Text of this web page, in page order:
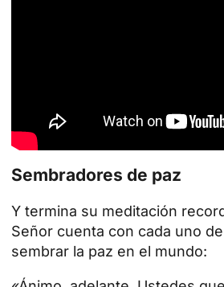
Sembradores de paz
Y termina su meditación
Señor cuenta con cada uno
sembrar la paz en el mundo: